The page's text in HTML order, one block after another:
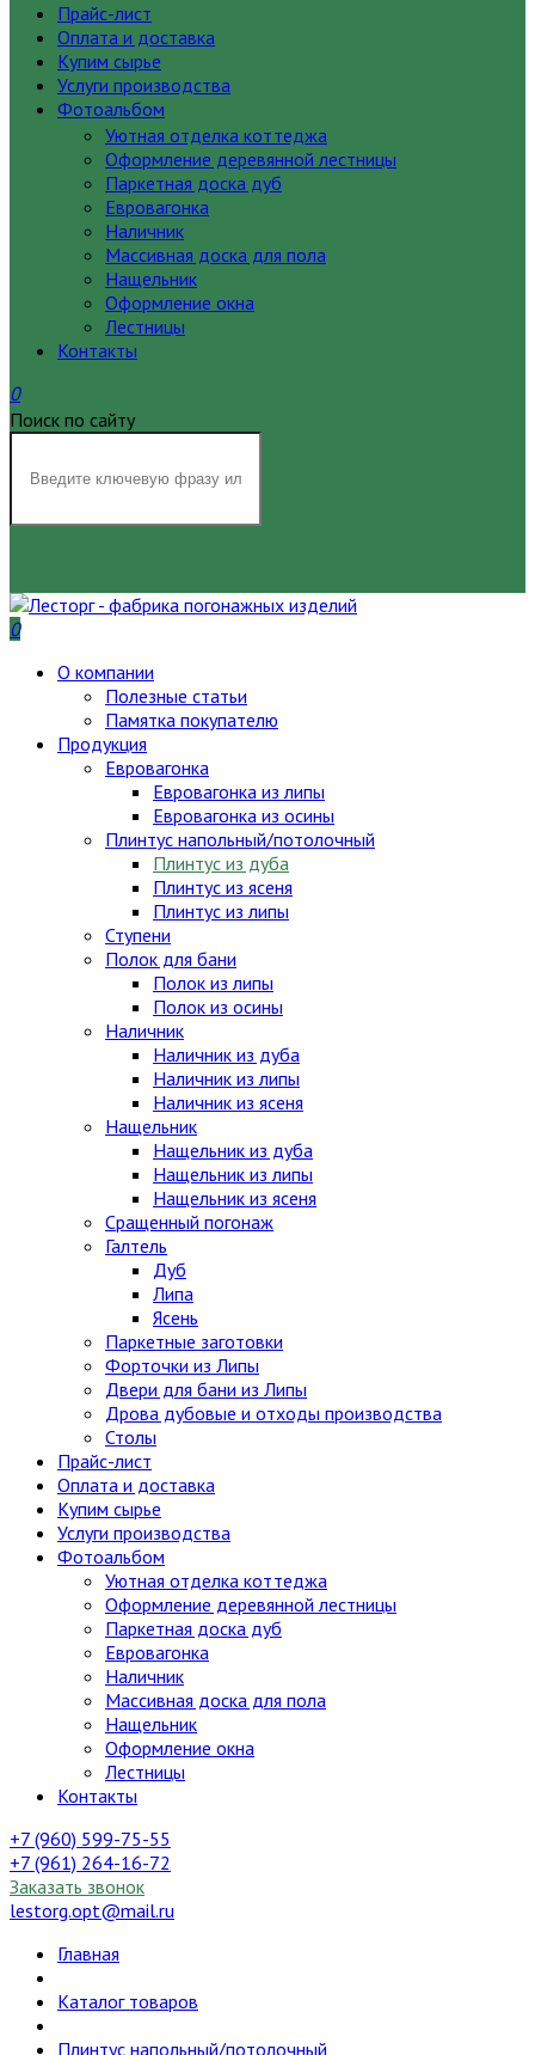
Прайс-лист
Оплата и доставка
Купим сырье
Услуги производства
Фотоальбом
Уютная отделка коттеджа
Оформление деревянной лестницы
Паркетная доска дуб
Евровагонка
Наличник
Массивная доска для пола
Нащельник
Оформление окна
Лестницы
Контакты
0
Поиск по сайту
0
О компании
Полезные статьи
Памятка покупателю
Продукция
Евровагонка
Евровагонка из липы
Евровагонка из осины
Плинтус напольный/потолочный
Плинтус из дуба
Плинтус из ясеня
Плинтус из липы
Ступени
Полок для бани
Полок из липы
Полок из осины
Наличник
Наличник из дуба
Наличник из липы
Наличник из ясеня
Нащельник
Нащельник из дуба
Нащельник из липы
Нащельник из ясеня
Сращенный погонаж
Галтель
Дуб
Липа
Ясень
Паркетные заготовки
Форточки из Липы
Двери для бани из Липы
Дрова дубовые и отходы производства
Столы
Прайс-лист
Оплата и доставка
Купим сырье
Услуги производства
Фотоальбом
Уютная отделка коттеджа
Оформление деревянной лестницы
Паркетная доска дуб
Евровагонка
Наличник
Массивная доска для пола
Нащельник
Оформление окна
Лестницы
Контакты
+7 (960) 599-75-55
+7 (961) 264-16-72
Заказать звонок
lestorg.opt@mail.ru
Главная
Каталог товаров
Плинтус напольный/потолочный